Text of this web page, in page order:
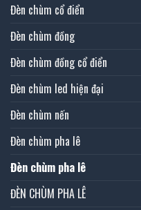
Đèn chùm cổ điển
Đèn chùm đồng
Đèn chùm đồng cổ điển
Đèn chùm led hiện đại
Đèn chùm nến
Đèn chùm pha lê
Đèn chùm pha lê
ĐÈN CHÙM PHA LÊ